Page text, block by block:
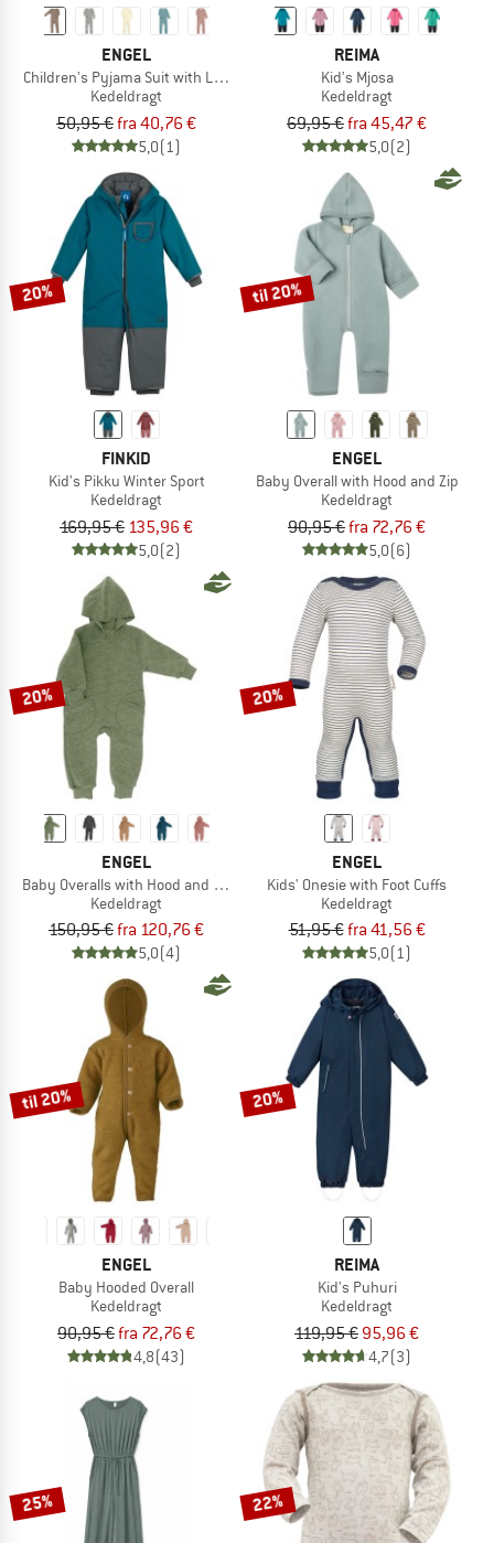
ENGEL
Children's Pyjama Suit with Leg Cuffs
Kedeldragt
50,95 €fra 40,76 €
5,0(1)
REIMA
Kid's Mjosa
Kedeldragt
69,95 €fra 45,47 €
5,0(2)
20%
FINKID
Kid's Pikku Winter Sport
Kedeldragt
169,95 € 135,96 €
5,0(2)
til 20%
ENGEL
Baby Overall with Hood and Zip
Kedeldragt
90,95 €fra 72,76 €
5,0(6)
20%
ENGEL
Baby Overalls with Hood and Zip
Kedeldragt
150,95 €fra 120,76 €
5,0(4)
20%
ENGEL
Kids' Onesie with Foot Cuffs
Kedeldragt
51,95 €fra 41,56 €
5,0(1)
til 20%
ENGEL
Baby Hooded Overall
Kedeldragt
90,95 €fra 72,76 €
4,8(43)
20%
REIMA
Kid's Puhuri
Kedeldragt
119,95 € 95,96 €
4,7(3)
25% 22%